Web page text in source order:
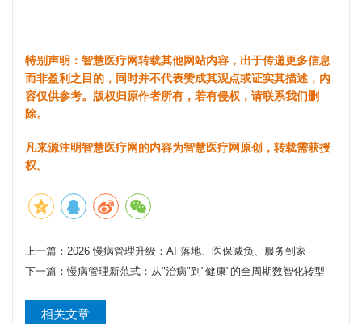
特别声明：智慧医疗网转载其他网站内容，出于传递更多信息
而非盈利之目的，同时并不代表赞成其观点或证实其描述，内
容仅供参考。版权归原作者所有，若有侵权，请联系我们删
除。
凡来源注明智慧医疗网的内容为智慧医疗网原创，转载需获授
权。
上一篇： 2026 慢病管理升级：AI 落地、医保减负、服务到家
下一篇： 慢病管理新范式：从"治病"到"健康"的全周期数智化转型
相关文章